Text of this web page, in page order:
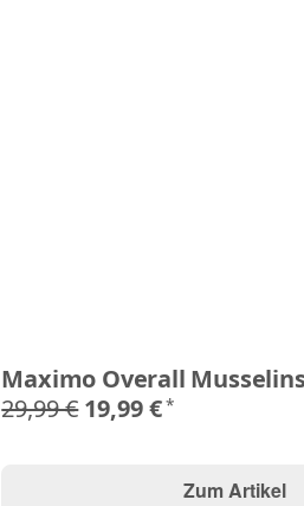
Maximo Overall
29,99 € 19,99 €*
Zum Artikel